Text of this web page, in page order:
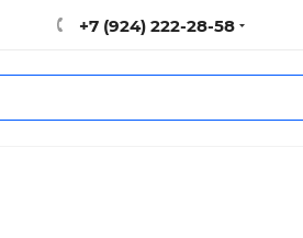
+7 (924) 222-28-58